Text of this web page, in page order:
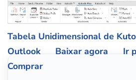
Tabela Unidimensional de
Outlook
Baixar agora
Ir
Comprar